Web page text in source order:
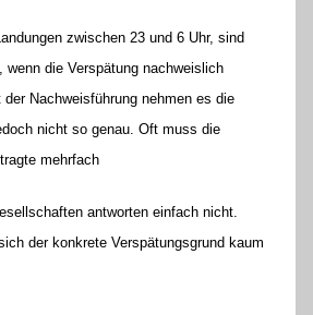
zwischen 23 und 6 Uhr, sind
wenn die Verspätung nachweislich
Nachweisführung nehmen es die
nicht so genau. Oft muss die
mehrfach
antworten einfach nicht.
der konkrete Verspätungsgrund kaum